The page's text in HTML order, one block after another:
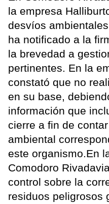
la empresa
desvíos
ha notificado a la
la brevedad a
pertinentes. En la
constató que no
en su base,
información que
cierre a fin de
ambiental
este organismo.En
Comodoro
control sobre la
residuos peligrosos